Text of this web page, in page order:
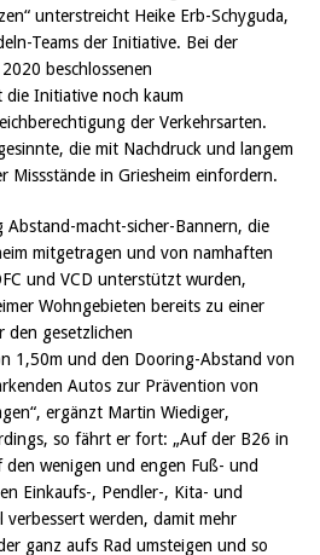
unterstreicht Heike Erb-Schyguda,
Teams der Initiative. Bei der
beschlossenen
die Initiative noch kaum
der Verkehrsarten.
die mit Nachdruck und langem
Missstände in Griesheim einfordern.
macht-sicher-Bannern, die
mitgetragen und von namhaften
und VCD unterstützt wurden,
Wohngebieten bereits zu einer
den gesetzlichen
1,50m und den Dooring-Abstand von
Autos zur Prävention von
ergänzt Martin Wiediger,
so fährt er fort: „Auf der B26 in
wenigen und engen Fuß- und
Einkaufs-, Pendler-, Kita- und
verbessert werden, damit mehr
ganz aufs Rad umsteigen und so